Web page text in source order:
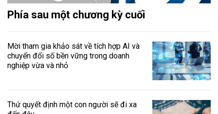
Phía sau một chương kỳ cuối
Mời tham gia khảo sát về tích hợp AI và
chuyển đổi số bền vững trong doanh
nghiệp vừa và nhỏ
Thứ quyết định một con người sẽ đi xa